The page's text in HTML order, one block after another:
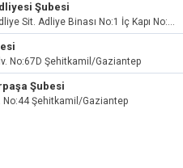
Şubesi
Kayaönü Mah. Turgut Özal Blv. Adliye Sit. Adliye Binası No:1 İç Kapı No:1 Şehitkamil/Gaziantep
No:67D Şehitkamil/Gaziantep
Şubesi
No:44 Şehitkamil/Gaziantep